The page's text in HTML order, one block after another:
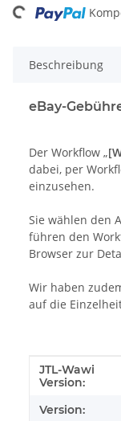
Beschreibung
eBay-
Der Workflow „
dabei, per
einzusehen.
Sie wählen den
führen den
Browser zur
Wir haben
auf die
Wert
JTL-Wawi
Version:
Version: